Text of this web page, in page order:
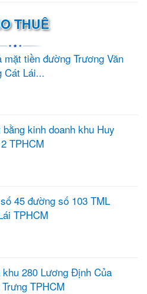
THUÊ
mặt tiền đường Trương Văn
Cát Lái...
kinh doanh khu Huy
TPHCM
45 đường số 103 TML
TPHCM
280 Lương Định Của
TPHCM